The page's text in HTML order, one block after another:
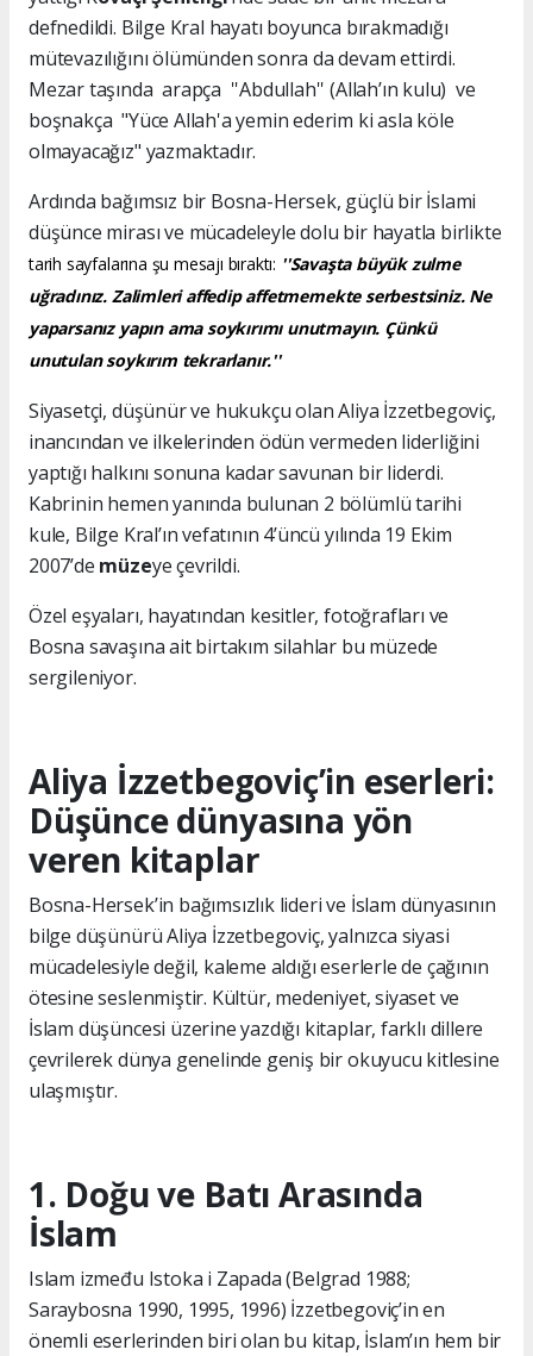
defnedildi. Bilge Kral hayatı boyunca bırakmadığı
mütevazılığını ölümünden sonra da devam ettirdi.
Mezar taşında arapça ''Abdullah'' (Allah’ın kulu) ve
boşnakça "Yüce Allah'a yemin ederim ki asla köle
olmayacağız" yazmaktadır.
Ardında bağımsız bir Bosna-Hersek, güçlü bir İslami
düşünce mirası ve mücadeleyle dolu bir hayatla birlikte
tarih sayfalarına şu mesajı bıraktı: ''Savaşta büyük zulme
uğradınız. Zalimleri affedip affetmemekte serbestsiniz. Ne
yaparsanız yapın ama soykırımı unutmayın. Çünkü
unutulan soykırım tekrarlanır.''
Siyasetçi, düşünür ve hukukçu olan Aliya İzzetbegoviç,
inancından ve ilkelerinden ödün vermeden liderliğini
yaptığı halkını sonuna kadar savunan bir liderdi.
Kabrinin hemen yanında bulunan 2 bölümlü tarihi
kule, Bilge Kral’ın vefatının 4’üncü yılında 19 Ekim
2007’de müzeye çevrildi.
Özel eşyaları, hayatından kesitler, fotoğrafları ve
Bosna savaşına ait birtakım silahlar bu müzede
sergileniyor.
Aliya İzzetbegoviç’in eserleri:
Düşünce dünyasına yön
veren kitaplar
Bosna-Hersek’in bağımsızlık lideri ve İslam dünyasının
bilge düşünürü Aliya İzzetbegoviç, yalnızca siyasi
mücadelesiyle değil, kaleme aldığı eserlerle de çağının
ötesine seslenmiştir. Kültür, medeniyet, siyaset ve
İslam düşüncesi üzerine yazdığı kitaplar, farklı dillere
çevrilerek dünya genelinde geniş bir okuyucu kitlesine
ulaşmıştır.
1. Doğu ve Batı Arasında
İslam
Islam između Istoka i Zapada (Belgrad 1988;
Saraybosna 1990, 1995, 1996) İzzetbegoviç’in en
önemli eserlerinden biri olan bu kitap, İslam’ın hem bir